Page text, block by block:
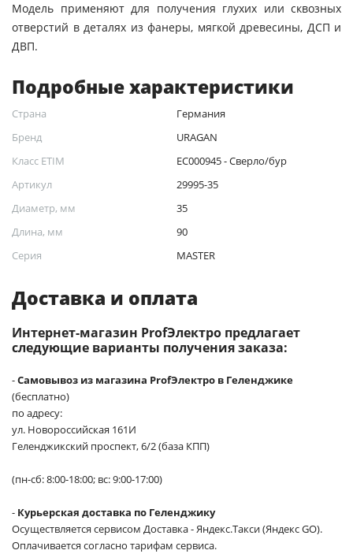
Модель применяют для получения глухих или сквозных
отверстий в деталях из фанеры, мягкой древесины, ДСП и
ДВП.
Подробные характеристики
Страна
Германия
Бренд
URAGAN
Класс ETIM
EC000945 - Сверло/бур
Артикул
29995-35
Диаметр, мм
35
Длина, мм
90
Серия
MASTER
Доставка и оплата
Интернет-магазин ProfЭлектро предлагает
следующие варианты получения заказа:
-Самовывоз из магазина ProfЭлектро в Геленджике
(бесплатно)
по адресу:
ул. Новороссийская 161И
Геленджикский проспект, 6/2 (база КПП)
(пн-сб: 8:00-18:00; вс: 9:00-17:00)
- Курьерская доставка по Геленджику
Осуществляется сервисом Доставка - Яндекс.Такси (Яндекс GO).
Оплачивается согласно тарифам сервиса.